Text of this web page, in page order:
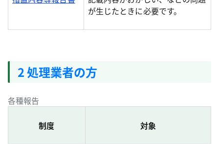
が生じたときに必要です。
2 処理業者の方
各種報告
制度 対象